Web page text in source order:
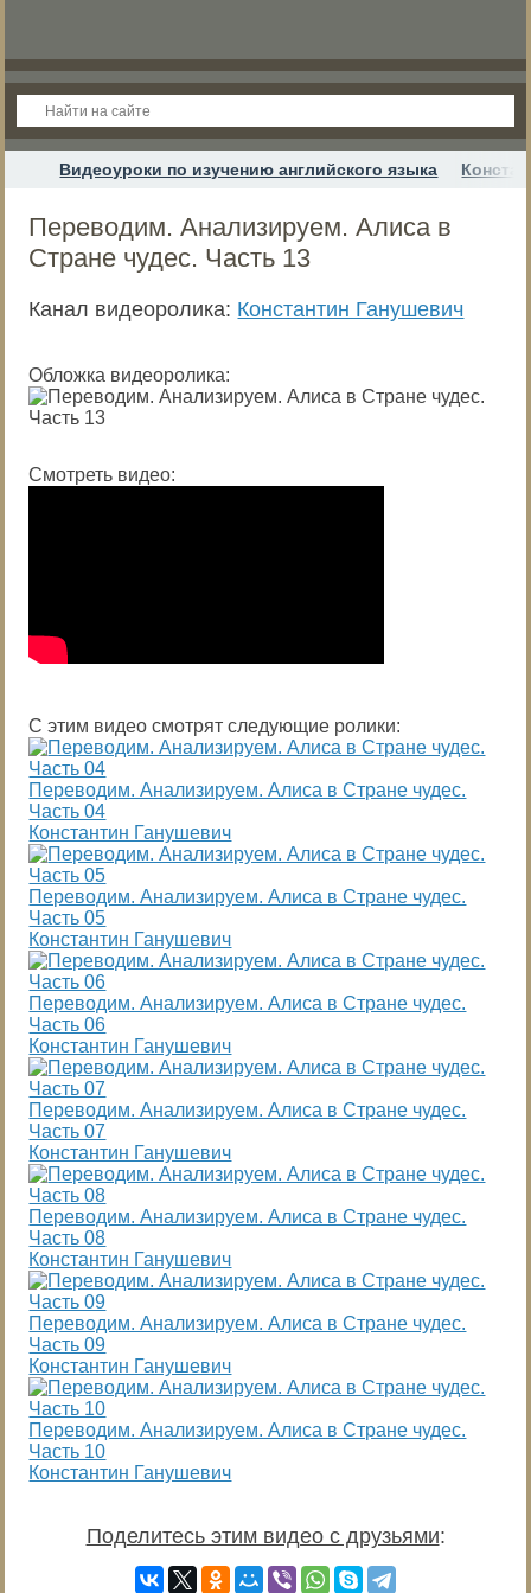
Видеоуроки по изучению английского языка
Переводим. Анализируем. Алиса в
Стране чудес. Часть 13
Канал видеоролика: Константин Ганушевич
Обложка видеоролика:
Смотреть видео:
С этим видео смотрят следующие ролики:
Переводим. Анализируем. Алиса в Стране чудес.
Часть 04
Константин Ганушевич
Переводим. Анализируем. Алиса в Стране чудес.
Часть 05
Константин Ганушевич
Переводим. Анализируем. Алиса в Стране чудес.
Часть 06
Константин Ганушевич
Переводим. Анализируем. Алиса в Стране чудес.
Часть 07
Константин Ганушевич
Переводим. Анализируем. Алиса в Стране чудес.
Часть 08
Константин Ганушевич
Переводим. Анализируем. Алиса в Стране чудес.
Часть 09
Константин Ганушевич
Переводим. Анализируем. Алиса в Стране чудес.
Часть 10
Константин Ганушевич
Поделитесь этим видео с друзьями: